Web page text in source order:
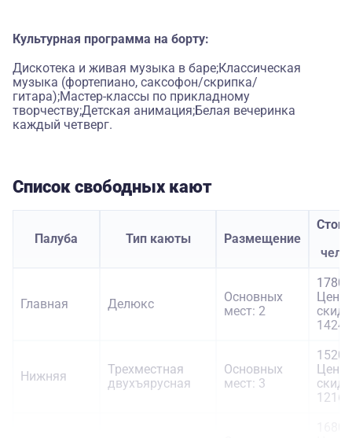
Культурная программа на борту:
Дискотека и живая музыка в баре;Классическая
музыка (фортепиано, саксофон/скрипка/
гитара);Мастер-классы по прикладному
творчеству;Детская анимация;Белая вечеринка
каждый четверг.
Список свободных кают
Палуба Тип каюты Размещение
Главная Делюкс
Основных
мест: 2
Цена
Нижняя
Трехместная
двухъярусная
Основных
мест: 3
Цена